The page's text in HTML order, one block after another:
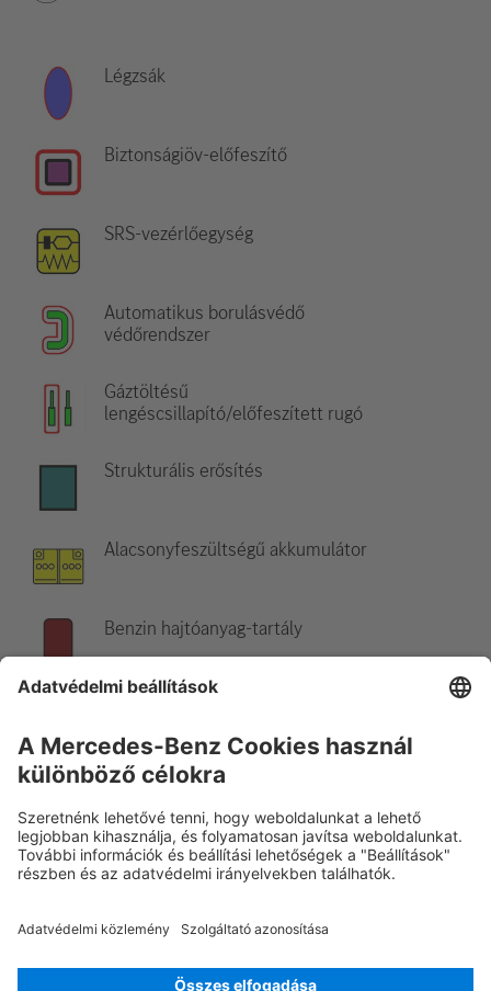
Légzsák
Biztonságiöv-előfeszítő
SRS-vezérlőegység
Automatikus borulásvédő
védőrendszer
Gáztöltésű
lengéscsillapító/előfeszített rugó
Strukturális erősítés
Alacsonyfeszültségű akkumulátor
Benzin hajtóanyag-tartály
útmutatót.
Rescue Card SZGK Verzió 07/2026 03.0 ID-Nr.: 230